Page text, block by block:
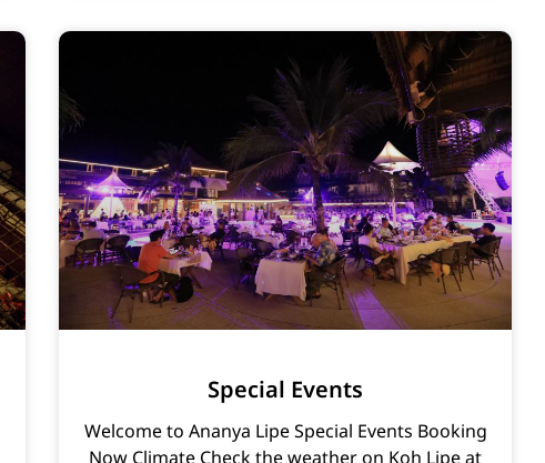
Special Events
Welcome to Ananya Lipe Special Events Booking